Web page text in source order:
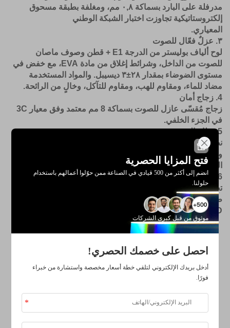
مدرفلة على البارد بسماكة ٠,٨ مم، ومغلفة بطبقة مسحوق
إلكتروستاتيكية تجاوزت اختبار الشبكة الوطني
المعياري.
٣. عزلٌ فعّال للصوت
لوح ألياف بوليستر من الدرجة E1 + قطن وصوف ماصان
للصوت من الداخل، وشرائط إغلاق من مادة EVA، مع خفض في
مستوى الضوضاء بمقدار ٢٨±٣ ديسيبل. والمواد المستخدمة
مضاد للماء، ومقاوم للهب، ومقاوم للتآكل، وخالٍ من الرائحة.
4. زجاج أمان
زجاج مُقسّى عازل للصوت بسماكة 8 مم معتمد وفق معيار 3C
في الجزء الخلفي.
5. نظام التهوية
نظام هواء نقي ذو دورة مزدوجة، مع سحب الهواء من الأعلى
وإخراجه من الأسفل، دون فرق في الضغط، وفروق في درجة
الحرارة لا تتجاوز 2°م.
6. إضاءة صحية
طبيعية تبلغ 4500 كلفن، وتتوافق مع معايير صحة البصر.
LED قابلة للضبط حسب درجة الحرارة.
فتح المزايا الحصرية
انضم إلى أكثر من 500 قيادي في الصناعة ممن حوّلوا أعمالهم باستخدام
حلولنا.
موثوق من قبل كبرى الشركات
احصل على خصمك الحصري!
أدخل بريدك الإلكتروني لتلقي خطة أسعار مخصصة واستشارة من خبراء
فورًا.